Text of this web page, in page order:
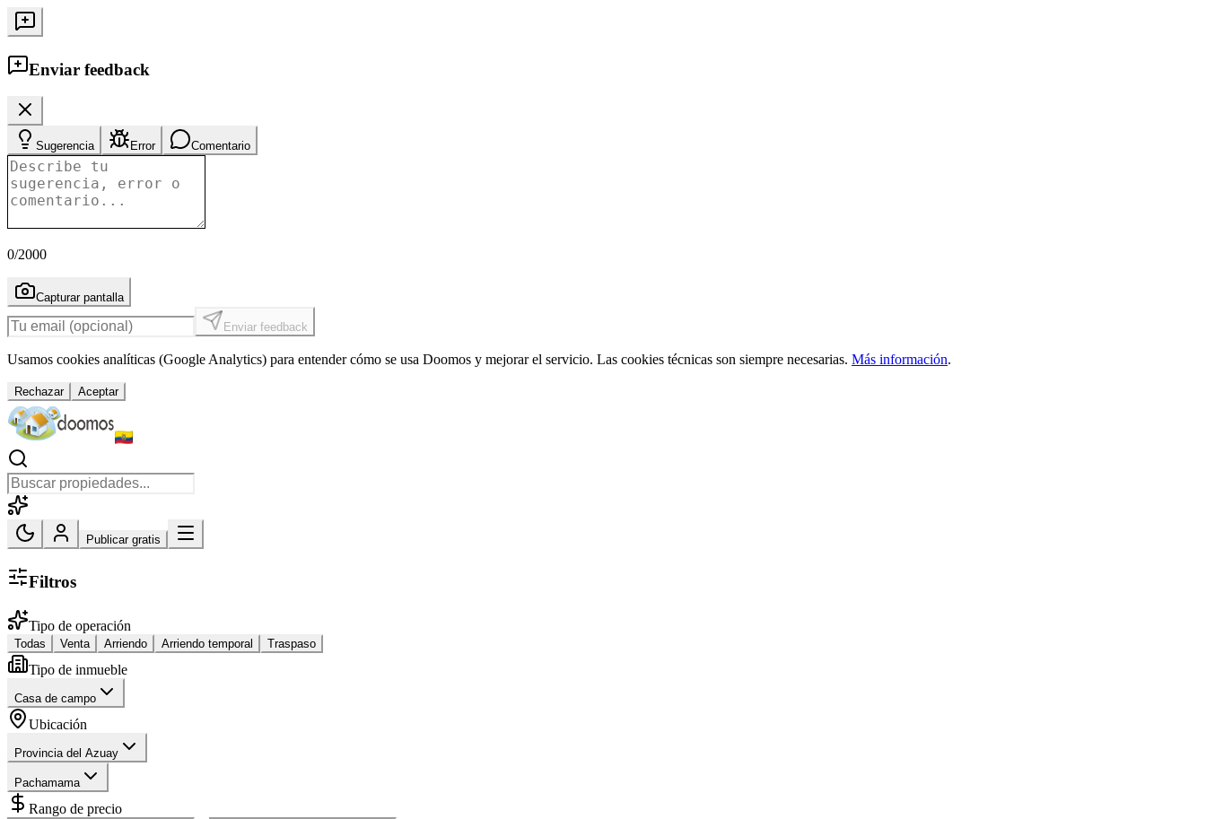
Enviar feedback
Sugerencia Error Comentario
0/2000
Capturar pantalla
Enviar feedback
Usamos cookies analíticas (Google Analytics) para entender cómo se usa Doomos y mejorar el servicio. Las cookies técnicas son siempre necesarias. Más información.
Rechazar Aceptar
Publicar gratis
Filtros
Tipo de operación
Todas Venta Arriendo Arriendo temporal Traspaso
Tipo de inmueble
Casa de campo
Ubicación
Provincia del Azuay
Pachamama
Rango de precio